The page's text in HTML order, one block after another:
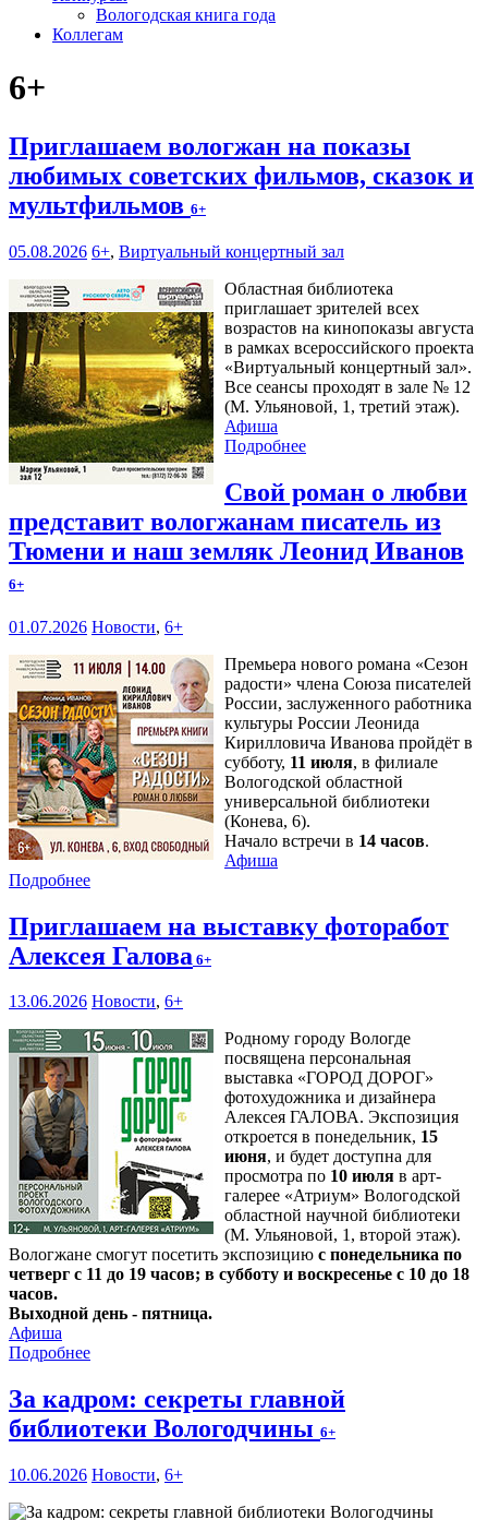
Вологодская книга года
Коллегам
6+
Приглашаем вологжан на показы
любимых советских фильмов, сказок и
мультфильмов 6+
05.08.2026 6+, Виртуальный концертный зал
Областная библиотека
приглашает зрителей всех
возрастов на кинопоказы августа
в рамках всероссийского проекта
«Виртуальный концертный зал».
Все сеансы проходят в зале № 12
(М. Ульяновой, 1, третий этаж).
Афиша
Подробнее
Свой роман о любви
представит вологжанам писатель из
Тюмени и наш земляк Леонид Иванов
6+
01.07.2026 Новости, 6+
Премьера нового романа «Сезон
радости» члена Союза писателей
России, заслуженного работника
культуры России Леонида
Кирилловича Иванова пройдёт в
субботу, 11 июля, в филиале
Вологодской областной
универсальной библиотеки
(Конева, 6).
Начало встречи в 14 часов.
Афиша
Подробнее
Приглашаем на выставку фоторабот
Алексея Галова 6+
13.06.2026 Новости, 6+
Родному городу Вологде
посвящена персональная
выставка «ГОРОД ДОРОГ»
фотохудожника и дизайнера
Алексея ГАЛОВА. Экспозиция
откроется в понедельник, 15
июня, и будет доступна для
просмотра по 10 июля в арт-
галерее «Атриум» Вологодской
областной научной библиотеки
(М. Ульяновой, 1, второй этаж).
Вологжане смогут посетить экспозицию с понедельника по
четверг с 11 до 19 часов; в субботу и воскресенье с 10 до 18
часов.
Выходной день - пятница.
Афиша
Подробнее
За кадром: секреты главной
библиотеки Вологодчины 6+
10.06.2026 Новости, 6+